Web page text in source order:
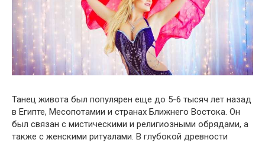
Танец живота был популярен еще до 5-6 тысяч лет назад
в Египте, Месопотамии и странах Ближнего Востока. Он
был связан с мистическими и религиозными обрядами, а
также с женскими ритуалами. В глубокой древности